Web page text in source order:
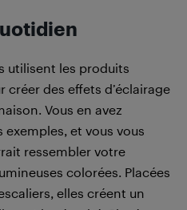
utilisent les produits
créer des effets d’éclairage
Vous en avez
et vous vous
ressembler votre
colorées. Placées
elles créent un